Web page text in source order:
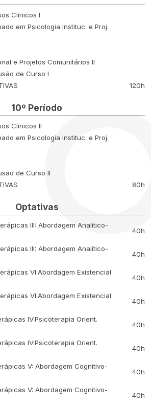
Clínicos I
em Psicologia Instituc. e Proj.
e Projetos Comunitários II
de Curso I
120h
10º Período
Clínicos II
em Psicologia Instituc. e Proj.
de Curso II
80h
Optativas
III: Abordagem Analítico-
40h
III: Abordagem Analítico-
40h
VI:Abordagem Existencial
40h
VI:Abordagem Existencial
40h
IV:Psicoterapia Orient.
40h
IV:Psicoterapia Orient.
40h
V: Abordagem Cognitivo-
40h
V: Abordagem Cognitivo-
40h